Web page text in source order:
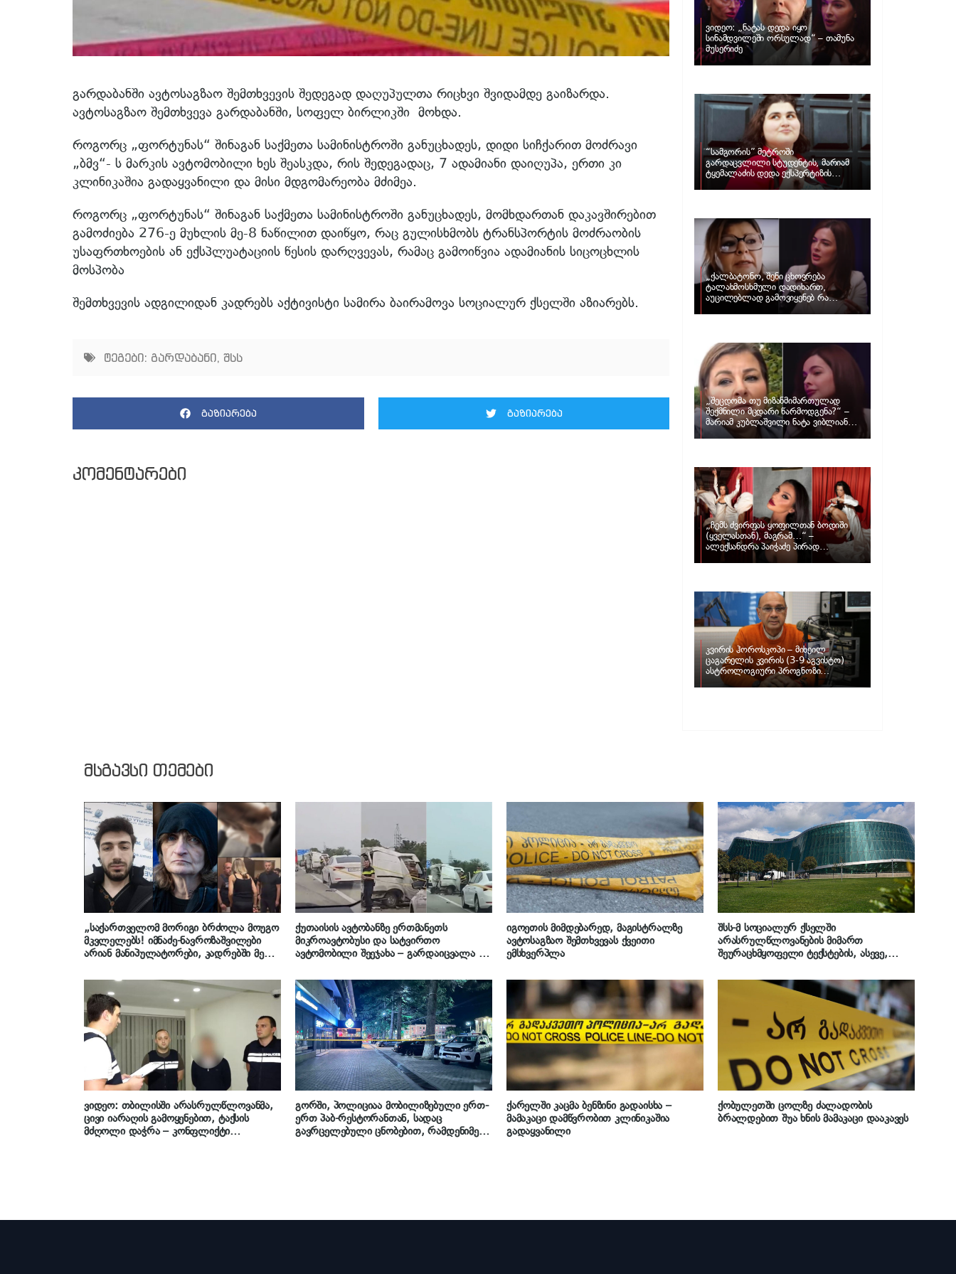
გარდაბანში ავტოსაგზაო შემთხვევის შედეგად დაღუპულთა რიცხვი შვიდამდე გაიზარდა.
ავტოსაგზაო შემთხვევა გარდაბანში, სოფელ ბირლიკში მოხდა.
როგორც „ფორტუნას“ შინაგან საქმეთა სამინისტროში განუცხადეს, დიდი სიჩქარით მოძრავი
„ბმვ“- ს მარკის ავტომობილი ხეს შეასკდა, რის შედეგადაც, 7 ადამიანი დაიღუპა, ერთი კი
კლინიკაშია გადაყვანილი და მისი მდგომარეობა მძიმეა.
როგორც „ფორტუნას“ შინაგან საქმეთა სამინისტროში განუცხადეს, მომხდართან დაკავშირებით
გამოძიება 276-ე მუხლის მე-8 ნაწილით დაიწყო, რაც გულისხმობს ტრანსპორტის მოძრაობის
უსაფრთხოების ან ექსპლუატაციის წესის დარღვევას, რამაც გამოიწვია ადამიანის სიცოცხლის
მოსპობა
შემთხვევის ადგილიდან კადრებს აქტივისტი სამირა ბაირამოვა სოციალურ ქსელში აზიარებს.
ტეგები: გარდაბანი, შსს
გაზიარება გაზიარება
კომენტარები
ვიდეო: „ნატას დედა იყო
სინამდვილეში ორსულად“ – თამუნა
მუსერიძე
“სამგორის” მეტროში
გარდაცვლილი სტუდენტის, მარიამ
ტყემალაძის დედა ექსპერტიზის
პასუხს აქვეყნებს – რა გახდა გოგონას
„ქალბატონო, შენი ცხოვრება
ტალახმოსხმული დადიხართ,
აუცილებლად გამოვიყენებ რა
ინფორმაციაც მაქვს“… – რა
„შეცდომა თუ მიზანმიმართულად
შექმნილი მცდარი წარმოდგენა?“ –
მარიამ კუბლაშვილი ნატა ვიბლიანის
საქმეზე ვიდეომიმართვას ავრცელებს
„ჩემს ძვირფას ყოფილთან ბოდიში
(ყველასთან), მაგრამ…“ –
ალექსანდრა პაიჭაძე პირად
კვირის ჰოროსკოპი – მიხეილ
ცაგარელის კვირის (3-9 აგვისტო)
ასტროლოგიური პროგნოზი
ზოდიაქოს ნიშნებისთვის
მსგავსი თემები
„საქართველომ მორიგი ბრძოლა მოუგო
მკვლელებს! იმნაძე-ნავროზაშვილები
არიან მანიპულატორები, კადრებში მე
ისტერიკების ფონზე წყნარად მდგარი
პოლიცია“ – ეკა კუპატაძე მიმართვას
ავრცელებს
ქუთაისის ავტობანზე ერთმანეთს
მიკროავტობუსი და სატვირთო
ავტომობილი შეეჯახა – გარდაიცვალა 1
იგოეთის მიმდებარედ, მაგისტრალზე
ავტოსაგზაო შემთხვევას ქვეითი
ემსხვერპლა
შსს-მ სოციალურ ქსელში
არასრულწლოვანების მიმართ
შეურაცხმყოფელი ტექსტების, ასევე,
რედაქტირებული ფოტო-ვიდეომასალის
გავრცელების საქმეზე გამოძიება დაიწყო
ვიდეო: თბილისში არასრულწლოვანმა,
ცივი იარაღის გამოყენებით, ტაქსის
მძღოლი დაჭრა – კონფლიქტი
გორში, პოლიციაა მობილიზებული ერთ-
ერთ პაბ-რესტორანთან, სადაც
გავრცელებული ცნობებით, რამდენიმე
ქარელში კაცმა ბენზინი გადაისხა –
მამაკაცი დამწვრობით კლინიკაშია
გადაყვანილი
ქობულეთში ცოლზე ძალადობის
ბრალდებით შუა ხნის მამაკაცი დააკავეს